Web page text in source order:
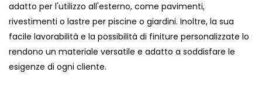
adatto per l'utilizzo all'esterno, come pavimenti,
rivestimenti o lastre per piscine o giardini. Inoltre, la sua
facile lavorabilità e la possibilità di finiture personalizzate lo
rendono un materiale versatile e adatto a soddisfare le
esigenze di ogni cliente.